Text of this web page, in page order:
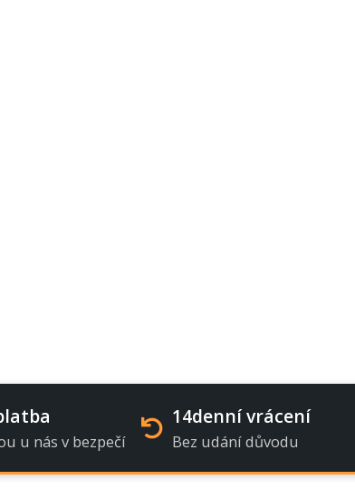
u nás v bezpečí
14denní vrácení
Bez udání důvodu